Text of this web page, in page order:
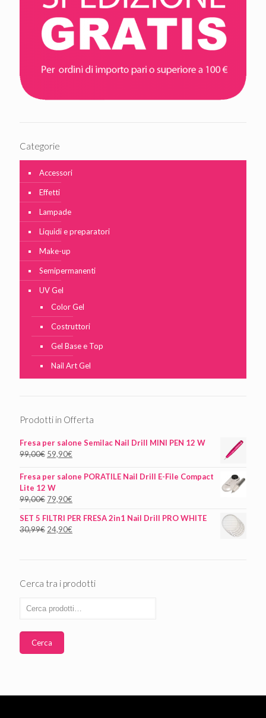
Categorie
Accessori
Effetti
Lampade
Liquidi e preparatori
Make-up
Semipermanenti
UV Gel
Color Gel
Costruttori
Gel Base e Top
Nail Art Gel
Prodotti in Offerta
Fresa per salone Semilac Nail Drill MINI PEN 12 W
99,00€ 59,90€
Fresa per salone PORATILE Nail Drill E-File Compact
Lite 12 W
99,00€ 79,90€
SET 5 FILTRI PER FRESA 2in1 Nail Drill PRO WHITE
30,99€ 24,90€
Cerca tra i prodotti
Cerca